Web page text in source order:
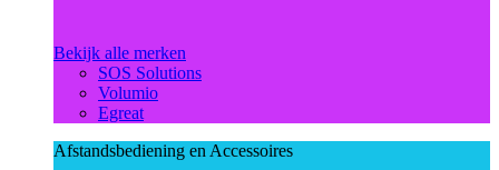
Bekijk alle merken
SOS Solutions
Volumio
Egreat
Afstandsbediening en Accessoires